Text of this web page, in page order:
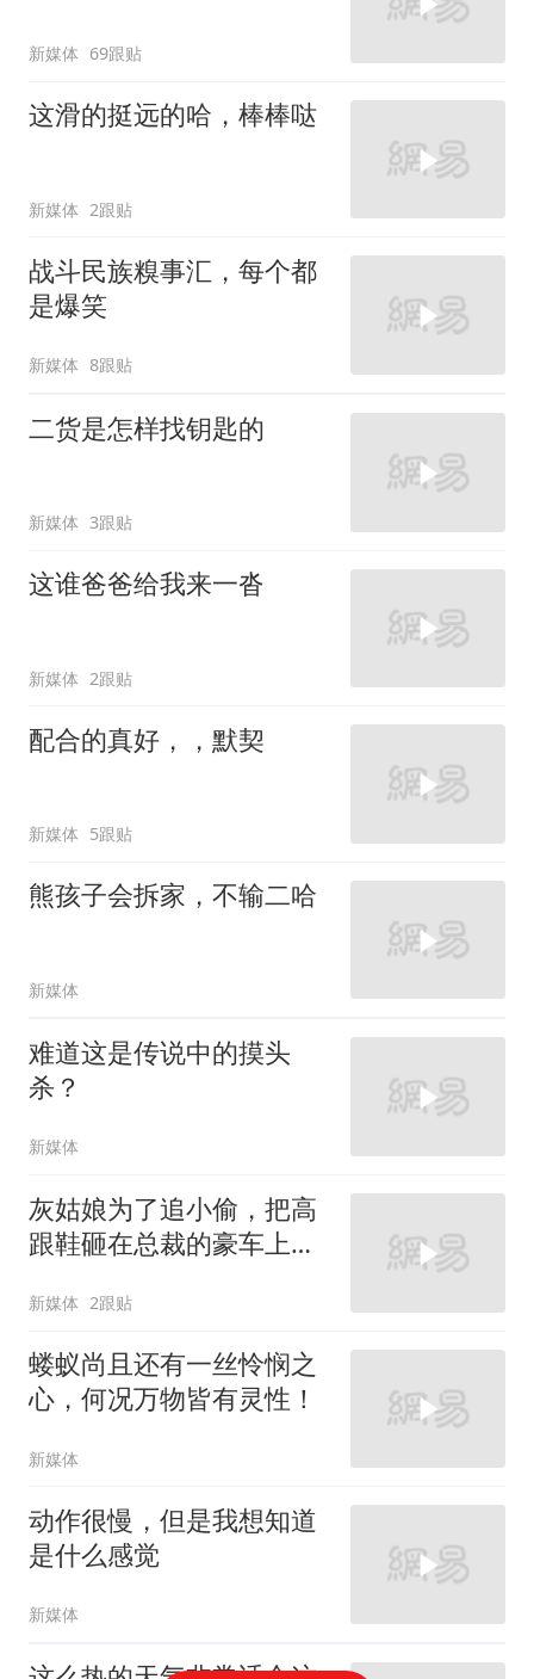
新媒体 69跟贴
这滑的挺远的哈，棒棒哒
新媒体 2跟贴
战斗民族糗事汇，每个都
是爆笑
新媒体 8跟贴
二货是怎样找钥匙的
新媒体 3跟贴
这谁爸爸给我来一沓
新媒体 2跟贴
配合的真好，，默契
新媒体 5跟贴
熊孩子会拆家，不输二哈
新媒体
难道这是传说中的摸头
杀？
新媒体
灰姑娘为了追小偷，把高
跟鞋砸在总裁的豪车上，
新媒体 2跟贴
蝼蚁尚且还有一丝怜悯之
心，何况万物皆有灵性！
新媒体
动作很慢，但是我想知道
是什么感觉
新媒体